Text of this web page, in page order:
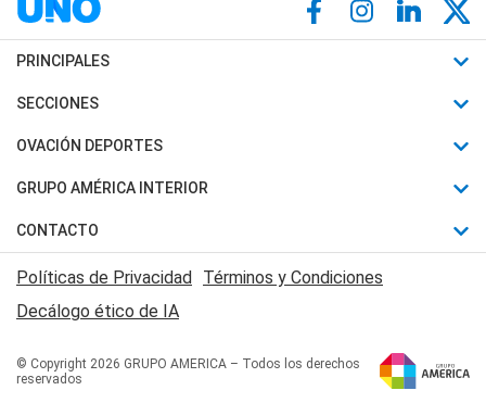
PRINCIPALES
Últimas Noticias
Política
Judiciales
Economia
SECCIONES
Horóscopo
Motores
Trucos caseros
Series y Películas
Edictos y Solicitadas
OVACIÓN DEPORTES
Fútbol
Mundial
Automovilismo
Rugby
Básquet
GRUPO AMÉRICA INTERIOR
Canal 7 en Vivo
San Juan 8
CONTACTO
Acerca de Nosotros
Contactanos
Políticas de Privacidad Términos y Condiciones
Decálogo ético de IA
© Copyright 2026 GRUPO AMERICA – Todos los derechos
reservados